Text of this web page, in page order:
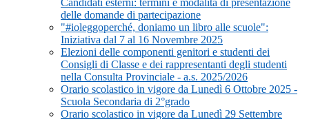
Candidati esterni: termini e modalità di presentazione
delle domande di partecipazione
"#ioleggoperché, doniamo un libro alle scuole":
Iniziativa dal 7 al 16 Novembre 2025
Elezioni delle componenti genitori e studenti dei
Consigli di Classe e dei rappresentanti degli studenti
nella Consulta Provinciale - a.s. 2025/2026
Orario scolastico in vigore da Lunedì 6 Ottobre 2025 -
Scuola Secondaria di 2°grado
Orario scolastico in vigore da Lunedì 29 Settembre